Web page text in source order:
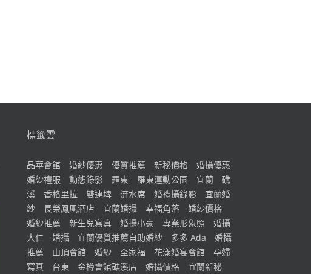
標籤雲
品華會館 婚紗優惠 優質推薦 新秘價格
婚攝優惠
婚紗禮服
動態錄影 羅東 羅東運動公園 宜蘭
礁
溪
香格里拉 雙連埤 流水席 婚禮攝錄影
宜蘭婚
紗
長榮鳳凰酒店 宜蘭婚攝 幸福角落
婚紗價格
婚紗推薦
新生兒寫真 婚攝小豪 專業形象照
婚攝
大仁
婚攝 宜蘭優質推薦自助婚紗 多多 Ada
婚攝
推薦
山頂會館 婚紗 全家福 花漾婚宴會館
孕婦
寫真
台東 金樽會館礁溪店 婚攝價格 宜蘭新秘